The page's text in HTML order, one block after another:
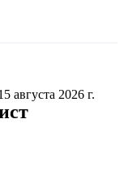
августа 2026 г.